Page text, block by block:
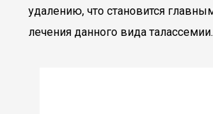
удалению, что становится
лечения данного вида талассемии.